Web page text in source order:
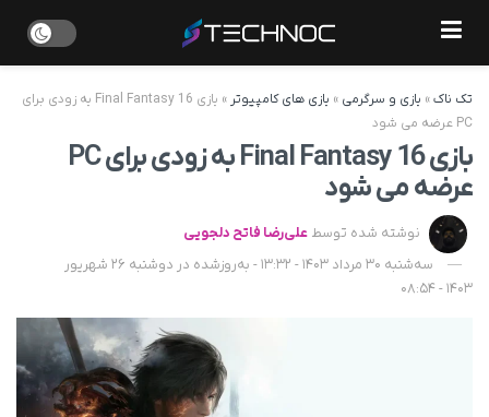
تک ناک» بازی و سرگرمی » بازی های کامپیوتر »
بازی Final Fantasy 16 به‌ زودی برای
PC عرضه می شود
بازی Final Fantasy 16 به‌ زودی برای PC
عرضه می شود
نوشته شده توسط علی‌رضا فاتح دلجویی
سه‌شنبه 30 مرداد 1403 - 13:32 - به‌روزشده در دوشنبه 26 شهریور
1403 - 08:54